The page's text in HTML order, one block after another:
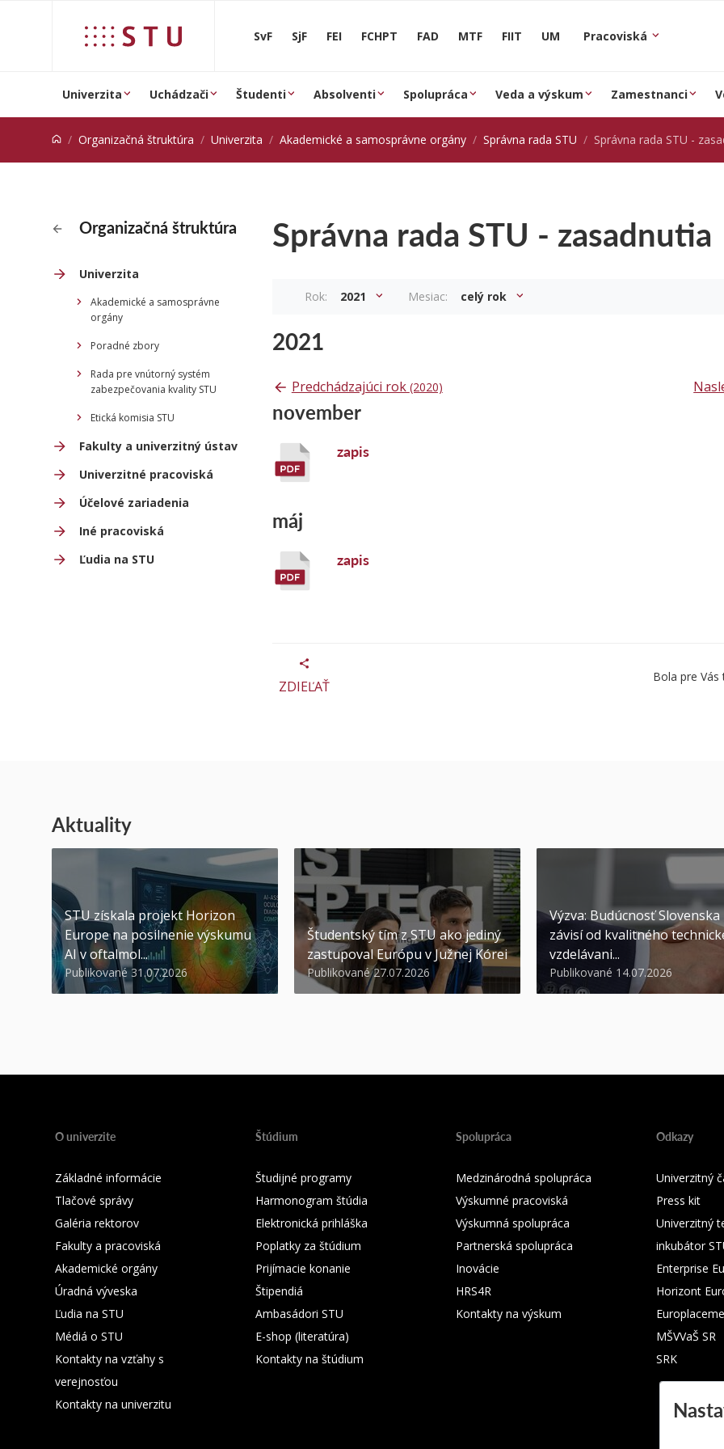
SvF SjF FEI FCHPT FAD MTF FIIT UM Pracoviská
Univerzita Uchádzači Študenti Absolventi Spolupráca Veda a výskum Zamestnanci
Organizačná štruktúra Univerzita Akademické a samosprávne orgány Správna rada STU Správna rada STU -
Organizačná štruktúra
Univerzita
Akademické a samosprávne
orgány
Poradné zbory
Rada pre vnútorný systém
zabezpečovania kvality STU
Etická komisia STU
Fakulty a univerzitný ústav
Univerzitné pracoviská
Účelové zariadenia
Iné pracoviská
Ľudia na STU
Správna rada STU - zasadnutia
Rok: 2021 Mesiac: celý rok
2021
Predchádzajúci rok (2020)
november
zapis
máj
zapis
ZDIEĽAŤ
Bola pre
Aktuality
STU získala projekt Horizon
Europe na posilnenie výskumu
AI v oftalmol...
Publikované 31.07.2026
Študentský tím z STU ako jediný
zastupoval Európu v Južnej Kórei
Publikované 27.07.2026
Výzva: Budúcnosť Slovenska
závisí od kvalitného
vzdelávani...
Publikované 14.07.2026
O univerzite
Základné informácie
Tlačové správy
Galéria rektorov
Fakulty a pracoviská
Akademické orgány
Úradná výveska
Ľudia na STU
Médiá o STU
Kontakty na vzťahy s
verejnosťou
Kontakty na univerzitu
Štúdium
Študijné programy
Harmonogram štúdia
Elektronická prihláška
Poplatky za štúdium
Prijímacie konanie
Štipendiá
Ambasádori STU
E-shop (literatúra)
Kontakty na štúdium
Spolupráca
Medzinárodná spolupráca
Výskumné pracoviská
Výskumná spolupráca
Partnerská spolupráca
Inovácie
HRS4R
Kontakty na výskum
Odkazy
Univerzitný
Press kit
Univerzitný
inkubátor
Enterprise
Horizont
MŠVVaŠ SR
SRK